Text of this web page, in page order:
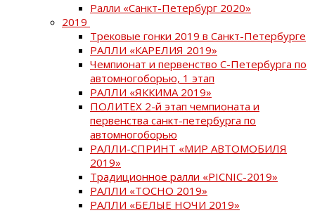
Ралли «Санкт-Петербург 2020»
2019
Трековые гонки 2019 в Санкт-Петербурге
РАЛЛИ «КАРЕЛИЯ 2019»
Чемпионат и первенство С-Петербурга по
автомногоборью, 1 этап
РАЛЛИ «ЯККИМА 2019»
ПОЛИТЕХ 2-й этап чемпионата и
первенства санкт-петербурга по
автомногоборью
РАЛЛИ-СПРИНТ «МИР АВТОМОБИЛЯ
2019»
Традиционное ралли «PICNIC-2019»
РАЛЛИ «ТОСНО 2019»
РАЛЛИ «БЕЛЫЕ НОЧИ 2019»